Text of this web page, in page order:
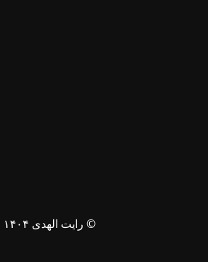
© رایت الهدی ۱۴۰۴